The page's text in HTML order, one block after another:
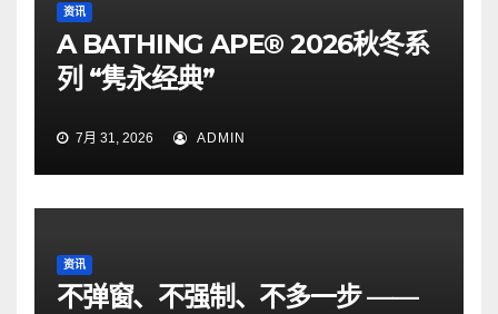
资讯
A BATHING APE® 2026秋冬系
列 “隽永经典”
7月 31, 2026 ADMIN
资讯
不弹窗、不强制、不多一步 ——